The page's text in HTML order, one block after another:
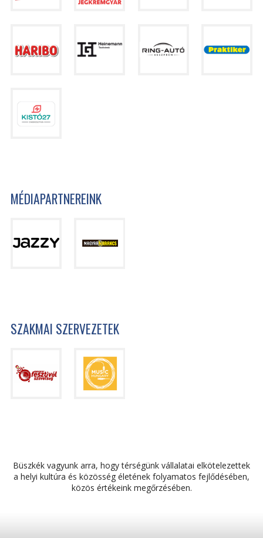
MÉDIAPARTNEREINK
SZAKMAI SZERVEZETEK
Büszkék vagyunk arra, hogy térségünk vállalatai elkötelezettek
a helyi kultúra és közösség életének folyamatos fejlődésében,
közös értékeink megőrzésében.